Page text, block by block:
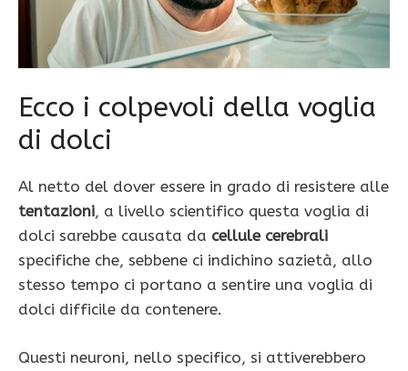
Ecco i colpevoli della voglia
di dolci
Al netto del dover essere in grado di resistere alle
tentazioni, a livello scientifico questa voglia di
dolci sarebbe causata da cellule cerebrali
specifiche che, sebbene ci indichino sazietà, allo
stesso tempo ci portano a sentire una voglia di
dolci difficile da contenere.
Questi neuroni, nello specifico, si attiverebbero